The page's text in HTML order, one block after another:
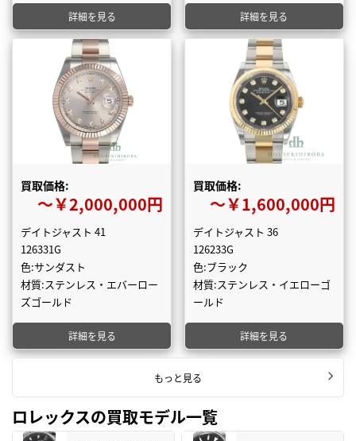
詳細を見る 詳細を見る
買取価格:
〜￥2,000,000円
デイトジャスト 41
126331G
色:サンダスト
材質:ステンレス・エバーロー
ズゴールド
詳細を見る
買取価格:
〜￥1,600,000円
デイトジャスト 36
126233G
色:ブラック
材質:ステンレス・イエローゴ
ールド
詳細を見る
もっと見る
ロレックスの買取モデル一覧